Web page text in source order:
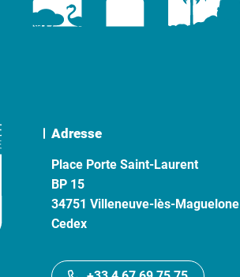
Adresse
Place Porte Saint-Laurent
BP 15
34751 Villeneuve-lès-Maguelone
Cedex